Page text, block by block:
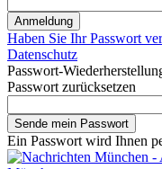
Haben Sie Ihr Passwort
Datenschutz
Passwort-
Passwort zurücksetzen
Ein Passwort wird Ihnen